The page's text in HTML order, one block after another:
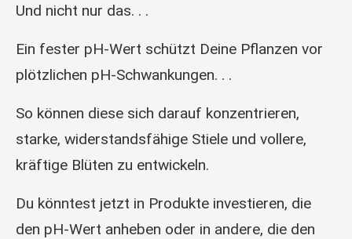
Und nicht nur das. . .
Ein fester pH-Wert schützt Deine Pflanzen vor
plötzlichen pH-Schwankungen. . .
So können diese sich darauf konzentrieren,
starke, widerstandsfähige Stiele und vollere,
kräftige Blüten zu entwickeln.
Du könntest jetzt in Produkte investieren, die
den pH-Wert anheben oder in andere, die den